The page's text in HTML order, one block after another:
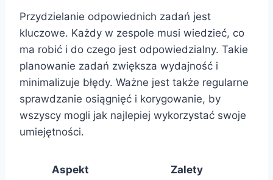
Przydzielanie odpowiednich zadań jest
kluczowe. Każdy w zespole musi wiedzieć, co
ma robić i do czego jest odpowiedzialny. Takie
planowanie zadań zwiększa wydajność i
minimalizuje błędy. Ważne jest także regularne
sprawdzanie osiągnięć i korygowanie, by
wszyscy mogli jak najlepiej wykorzystać swoje
umiejętności.
Aspekt
Zalety